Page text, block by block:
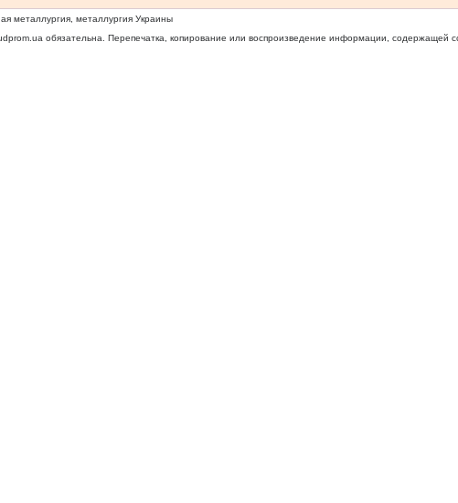
металлургия, металлургия Украины
обязательна. Перепечатка, копирование или воспроизведение информации, содержащей